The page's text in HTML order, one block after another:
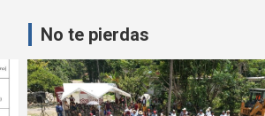
No te pierdas